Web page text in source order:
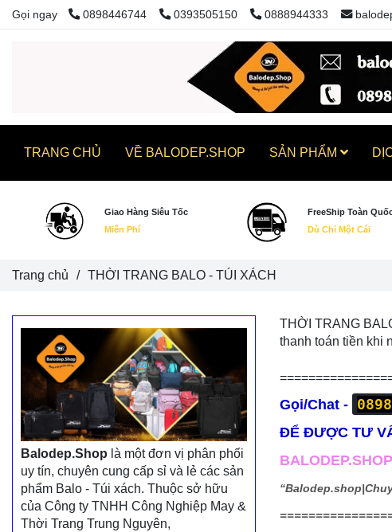
THỜI TRANG
thanh toán tiền khi
Gọi/Chat -
ĐỂ ĐƯỢC TƯ
“Balodep.shop|
Balodep.Shop là một đơn vị phân phối
uy tín, chuyên cung cấp sỉ và lẻ các sản
phẩm Balo - Túi xách. Thuộc sở hữu
của Công ty TNHH Công Nghiệp May &
Thời Trang Trung Nguyên,
Trang chủ / THỜI TRANG BALO - TÚI XÁCH
Gọi ngay 0898446744 0393505150 0888944333
TRANG CHỦ VỀ BALODEP.SHOP SẢN PHẨM
Giao Hàng Siêu Tốc
Miễn Phí
FreeShip Toàn
Dù Chỉ Một Cái